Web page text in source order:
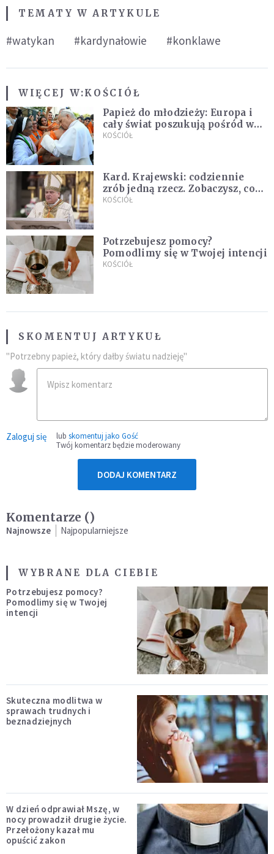
TEMATY W ARTYKULE
#watykan #kardynałowie #konklawe
WIĘCEJ W:KOŚCIÓŁ
Papież do młodzieży: Europa i
cały świat poszukują pośród was
nowych świętych
KOŚCIÓŁ
Kard. Krajewski: codziennie
zrób jedną rzecz. Zobaczysz, co
stanie się z twoim życiem
KOŚCIÓŁ
Potrzebujesz pomocy?
Pomodlimy się w Twojej intencji
KOŚCIÓŁ
SKOMENTUJ ARTYKUŁ
"Potrzebny papież, który dałby światu nadzieję"
Zaloguj się lub skomentuj jako Gość
Twój komentarz będzie moderowany
DODAJ KOMENTARZ
Komentarze ()
Najnowsze Najpopularniejsze
WYBRANE DLA CIEBIE
Potrzebujesz pomocy?
Pomodlimy się w Twojej
intencji
Skuteczna modlitwa w
sprawach trudnych i
beznadziejnych
W dzień odprawiał Mszę, w
nocy prowadził drugie życie.
Przełożony kazał mu
opuścić zakon